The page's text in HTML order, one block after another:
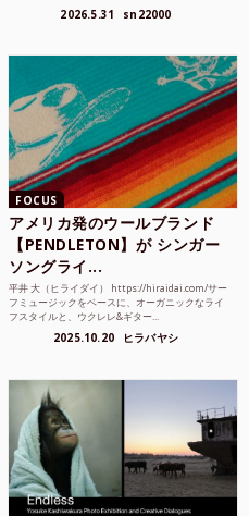
2026.5.31 sn22000
FOCUS
アメリカ発のウールブランド
【PENDLETON】が シンガー
ソングライ...
平井 大（ヒライダイ） https://hiraidai.com/サー
フミュージックをベースに、オーガニックなライ
フスタイルと、ウクレレ&ギター...
2025.10.20 ヒラバヤシ